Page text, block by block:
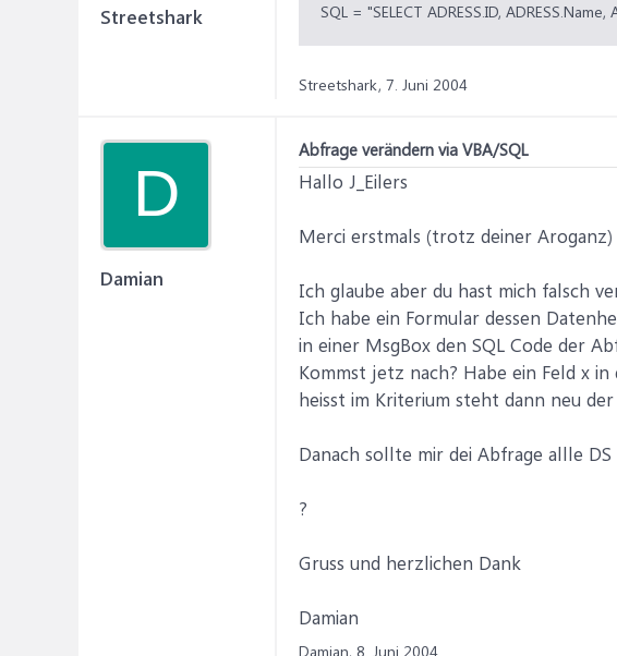
Streetshark SQL = "SELECT ADRESS.ID,
Streetshark, 7. Juni 2004
D
Damian
Abfrage verändern via VBA/SQL
Hallo J_Eilers
Merci erstmals (trotz deiner Aroganz)
Ich glaube aber du hast mich falsch
Ich habe ein Formular dessen
in einer MsgBox den SQL Code der
Kommst jetz nach? Habe ein Feld x
heisst im Kriterium steht dann neu der
Danach sollte mir dei Abfrage allle
?
Gruss und herzlichen Dank
Damian
Damian, 8. Juni 2004